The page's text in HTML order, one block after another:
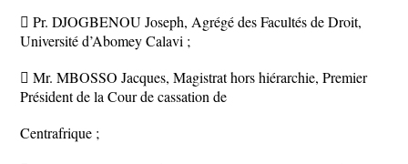
 Pr. DJOGBENOU Joseph, Agrégé des Facultés de Droit,
Université d’Abomey Calavi ;
 Mr. MBOSSO Jacques, Magistrat hors hiérarchie, Premier
Président de la Cour de cassation de
Centrafrique ;